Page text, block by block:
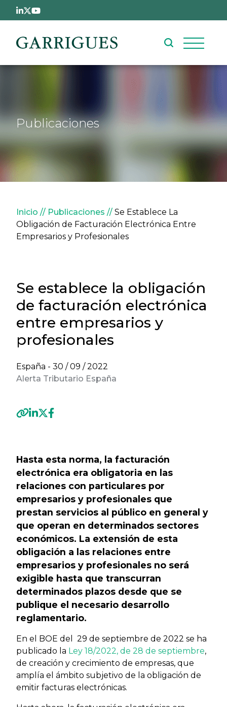
Pasar al contenido principal
Publicaciones
Sobrescribir enlaces de
Inicio Publicaciones
Se Establece La
Obligación de Facturación Electrónica Entre
Empresarios y Profesionales
Se establece la obligación
de facturación electrónica
entre empresarios y
profesionales
España - 30 / 09 / 2022
Alerta Tributario España
Hasta esta norma, la facturación
electrónica era obligatoria en las
relaciones con particulares por
empresarios y profesionales que
prestan servicios al público en general y
que operan en determinados sectores
económicos. La extensión de esta
obligación a las relaciones entre
empresarios y profesionales no será
exigible hasta que transcurran
determinados plazos desde que se
publique el necesario desarrollo
reglamentario.
En el BOE del 29 de septiembre de 2022 se ha
publicado la Ley 18/2022, de 28 de septiembre,
de creación y crecimiento de empresas, que
amplía el ámbito subjetivo de la obligación de
emitir facturas electrónicas.